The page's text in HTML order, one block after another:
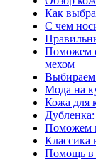
Как
С чем
Поможем
мехом
Выбираем
Мода на
Кожа для
Дубленка:
Поможем
Классика
Помощь в